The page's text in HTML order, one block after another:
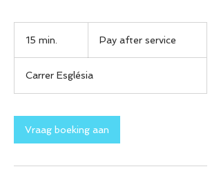
15 min.
i
n
service
Pay after service
Carrer Església
Vraag boeking aan